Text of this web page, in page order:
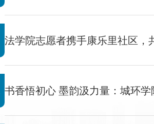
法学院志愿者携手康乐里社区，
书香悟初心 墨韵汲力量：城环